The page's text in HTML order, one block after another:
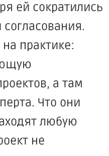
ей сократились
практике:
а там
Что они
любую
не